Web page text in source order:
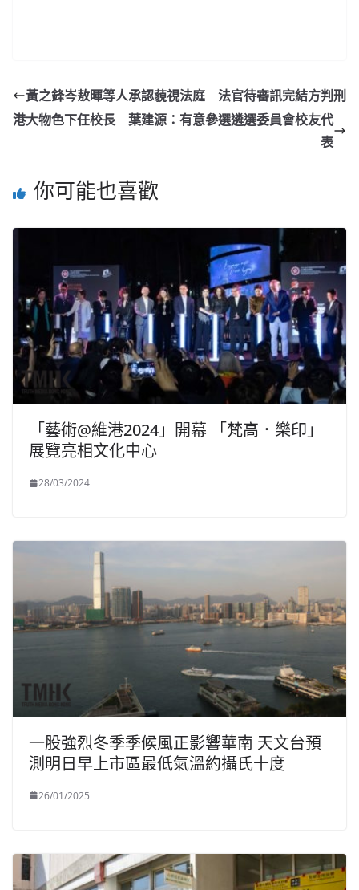
黃之鋒岑敖暉等人承認藐視法庭 法官待審訊完結方判刑
港大物色下任校長 葉建源：有意參選遴選委員會校友代
表
你可能也喜歡
「藝術@維港2024」開幕 「梵高．樂印」
展覽亮相文化中心
28/03/2024
一股強烈冬季季候風正影響華南 天文台預
測明日早上市區最低氣溫約攝氏十度
26/01/2025